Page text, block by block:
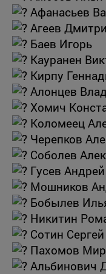
Афанасьев
Агеев
Баев Игорь
Кауранен
Кирпу
Алонцев
Хомич
Коломеец
Черепков
Соболев
Гусев Андрей
Мошников
Бобылев
Никитин
Сотин Сергей
Пахомов
Альбинович